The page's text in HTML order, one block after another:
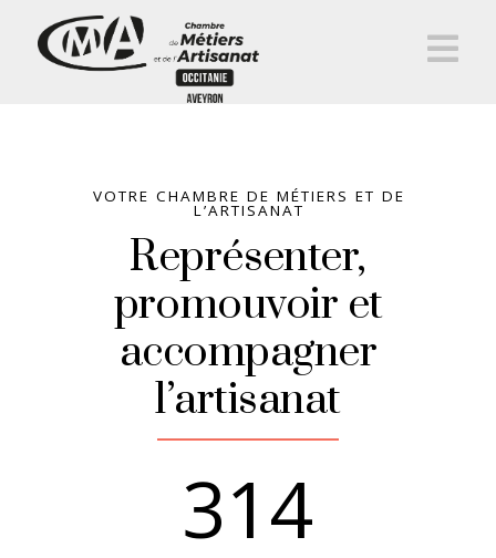
VOTRE CHAMBRE DE MÉTIERS ET DE
L’ARTISANAT
Représenter,
promouvoir et
accompagner
l’artisanat
314